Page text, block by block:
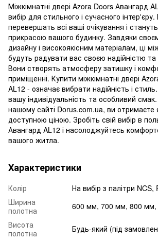
Міжкімнатні двері Azora Doors Авангард
вибір для стильного і сучасного інтер'єру.
перевершать всі ваші очікування і
прикрасою вашого будинку. Завдяки
дизайну і високоякісним матеріалам, ці
будуть радувати вас своєю надійністю та
Вони створять атмосферу затишку і
приміщенні. Купити міжкімнатні двері
AL12 - означає вибрати надійність і
вашу індивідуальність та особливий
нашому сайті Dorus.com.ua, ви отримаєте
доступною ціною. Зробіть свій вибір в
Авангард AL12 і насолоджуйтесь
вашого житла.
Характеристики
Колір
На вибір з палітри NCS,
Ширина
полотна
600 мм, 700 мм, 800
Висота
полотна
Будь-який (під